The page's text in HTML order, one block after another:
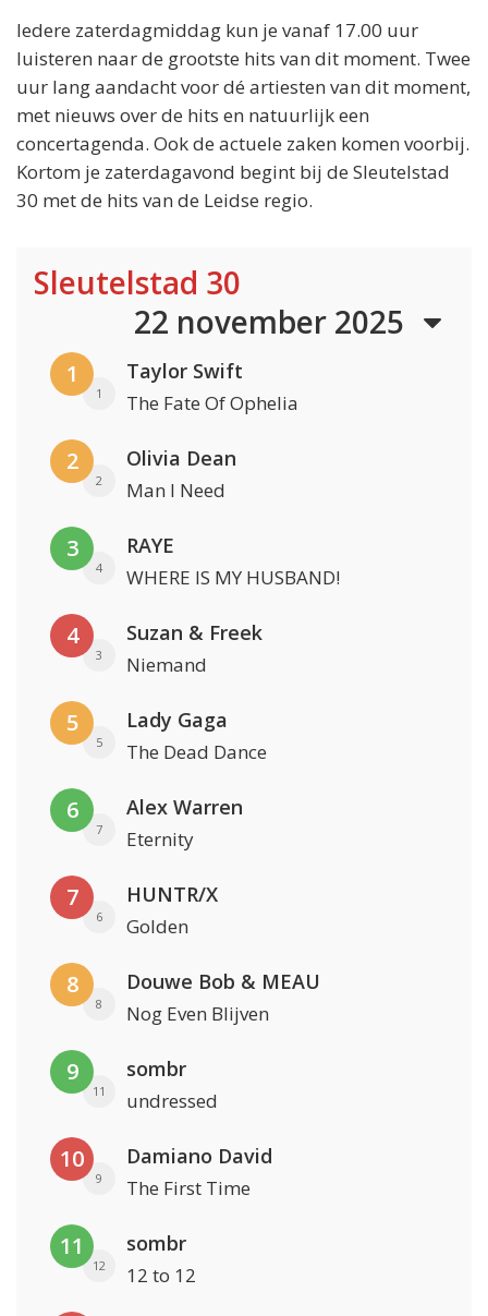
Iedere zaterdagmiddag kun je vanaf 17.00 uur
luisteren naar de grootste hits van dit moment. Twee
uur lang aandacht voor dé artiesten van dit moment,
met nieuws over de hits en natuurlijk een
concertagenda. Ook de actuele zaken komen voorbij.
Kortom je zaterdagavond begint bij de Sleutelstad
30 met de hits van de Leidse regio.
Sleutelstad 30
22 november 2025
1
1
Taylor Swift
The Fate Of Ophelia
2
2
Olivia Dean
Man I Need
3
4
RAYE
WHERE IS MY HUSBAND!
4
3
Suzan & Freek
Niemand
5
5
Lady Gaga
The Dead Dance
6
7
Alex Warren
Eternity
7
6
HUNTR/X
Golden
8
8
Douwe Bob & MEAU
Nog Even Blijven
9
11
sombr
undressed
10
9
Damiano David
The First Time
11
12
sombr
12 to 12